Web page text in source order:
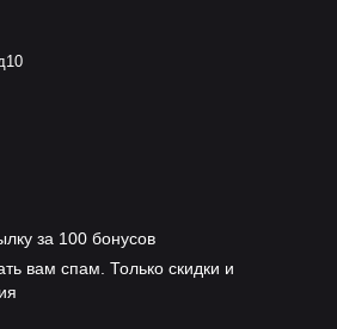
за 100 бонусов
вам спам. Только скидки и